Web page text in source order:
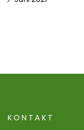
KONTAKT